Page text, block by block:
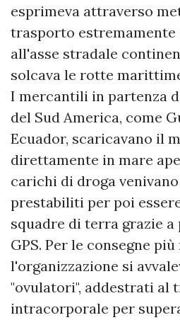
esprimeva attraverso
trasporto
all'asse stradale
solcava le rotte
I mercantili in partenza
del Sud America, come
Ecuador, scaricavano il
direttamente in mare
carichi di droga
prestabiliti per poi
squadre di terra grazie
GPS. Per le consegne
l'organizzazione si
"ovulatori", addestrati al
intracorporale per